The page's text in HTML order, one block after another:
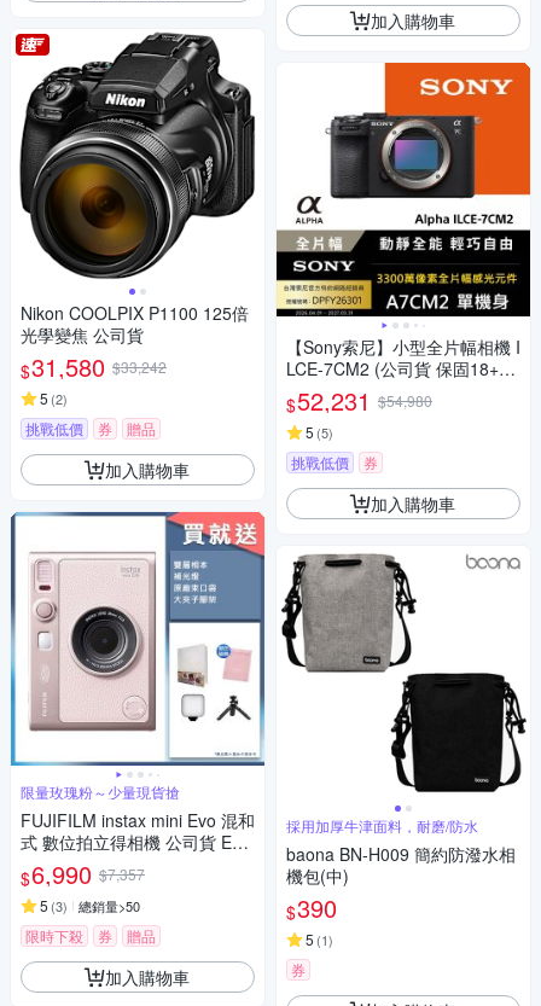
Nikon COOLPIX P1100 125倍
光學變焦 公司貨
$31,580 $33,242
5 (2)
挑戰低價 券 贈品
加入購物車
限量玫瑰粉～少量現貨搶
FUJIFILM instax mini Evo 混和
式 數位拍立得相機 公司貨 EVO
玫瑰粉
$6,990 $7,357
5 (3) 總銷量>50
限時下殺 券 贈品
加入購物車
加入購物車
【Sony索尼】小型全片幅相機 I
LCE-7CM2 (公司貨 保固18+6
個月) A7CM2
$52,231 $54,980
5 (5)
挑戰低價 券
加入購物車
採用加厚牛津面料，耐磨/防水
baona BN-H009 簡約防潑水相
機包(中)
$390
5 (1)
券